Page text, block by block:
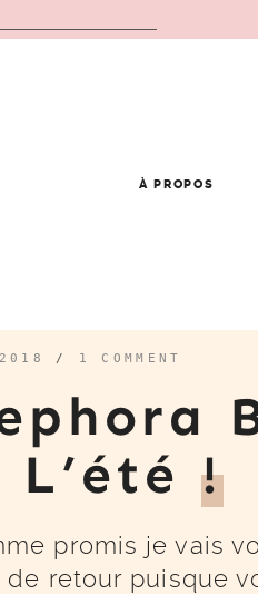
À PROPOS
/ 1 COMMENT
L’été !
promis je vais
de retour puisque